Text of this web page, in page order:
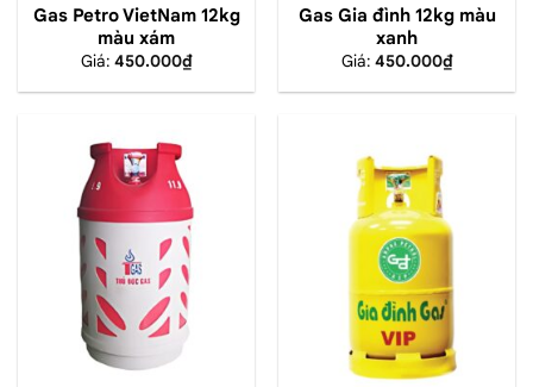
Gas Petro VietNam 12kg
màu xám
Giá: 450.000₫
Gas Gia đình 12kg màu
xanh
Giá: 450.000₫